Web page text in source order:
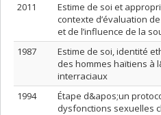
2011
Estime de soi et
contexte d’évaluation
et de l’influence de la
1987
Estime de soi, identité
des hommes haïtiens à
interraciaux
1994
Étape d&apos;un
dysfonctions sexuelles